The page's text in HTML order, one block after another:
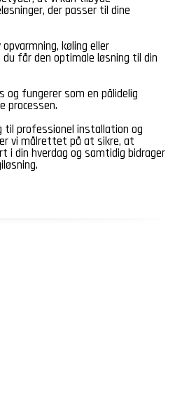
der passer til dine
køling eller
får den optimale løsning til din
fungerer som en pålidelig
processen.
til professionel installation og
vi målrettet på at sikre, at
i din hverdag og samtidig bidrager